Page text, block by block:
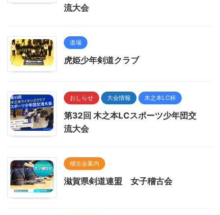
流大会
道場
虎姫少年剣道クラブ
おしらせ 大会情報 木之本LC杯
第32回 木之本LCスポーツ少年団交
流大会
稽古会案内
滋賀県剣道連盟 女子稽古会